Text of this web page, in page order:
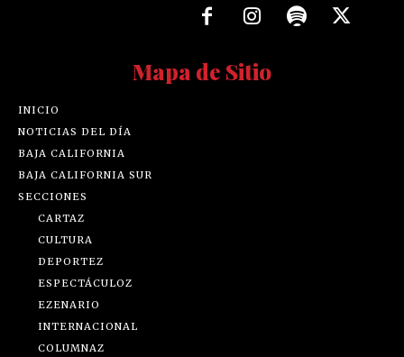
Mapa de Sitio
INICIO
NOTICIAS DEL DÍA
BAJA CALIFORNIA
BAJA CALIFORNIA SUR
SECCIONES
CARTAZ
CULTURA
DEPORTEZ
ESPECTÁCULOZ
EZENARIO
INTERNACIONAL
COLUMNAZ